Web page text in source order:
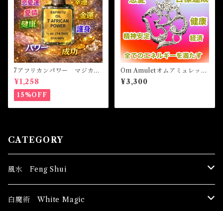
7アフリカンパワー マジカル
オイル・魔女オイル 7AFRI
CAN POWERS Magical Oil
¥1,258
15%OFF
Om Amuletオムアミュレッ
ト 白魔術アミュレット
¥3,300
CATEGORY
風水 Feng Shui
ブッダ Buddha
白魔術 White Magic